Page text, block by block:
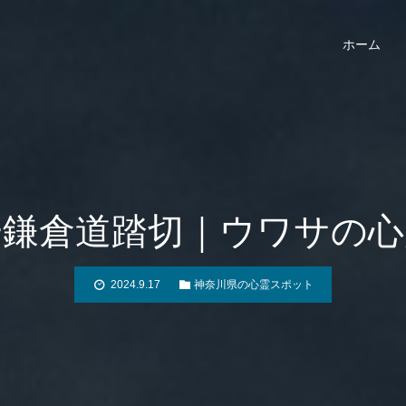
ホーム
倉道踏切｜ウワサの
2024.9.17 神奈川県の心霊スポット